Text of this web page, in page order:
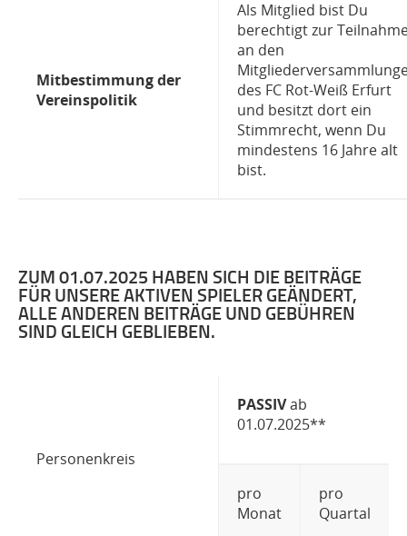
Mitbestimmung der
Vereinspolitik
Als Mitglied bist Du
berechtigt zur
an den
des FC Rot-Weiß Erfurt
und besitzt dort ein
Stimmrecht, wenn Du
mindestens 16 Jahre alt
bist.
ZUM 01.07.2025 HABEN SICH DIE BEITRÄGE
FÜR UNSERE AKTIVEN SPIELER GEÄNDERT,
ALLE ANDEREN BEITRÄGE UND GEBÜHREN
SIND GLEICH GEBLIEBEN.
Personenkreis
PASSIVab
01.07.2025**
pro
Monat
pro
Quartal